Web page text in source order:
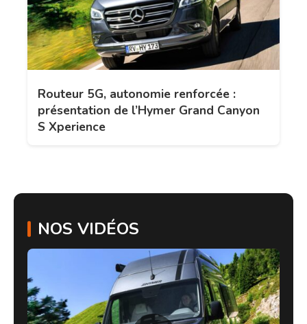
Routeur 5G, autonomie renforcée :
présentation de l’Hymer Grand Canyon
S Xperience
NOS VIDÉOS